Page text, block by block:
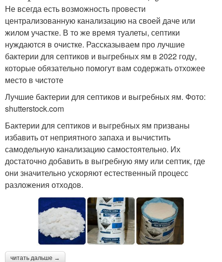
Не всегда есть возможность провести
централизованную канализацию на своей даче или
жилом участке. В то же время туалеты, септики
нуждаются в очистке. Рассказываем про лучшие
бактерии для септиков и выгребных ям в 2022 году,
которые обязательно помогут вам содержать отхожее
место в чистоте
Лучшие бактерии для септиков и выгребных ям. Фото:
shutterstock.com
Бактерии для септиков и выгребных ям призваны
избавить от неприятного запаха и вычистить
самодельную канализацию самостоятельно. Их
достаточно добавить в выгребную яму или септик, где
они значительно ускоряют естественный процесс
разложения отходов.
читать дальше →